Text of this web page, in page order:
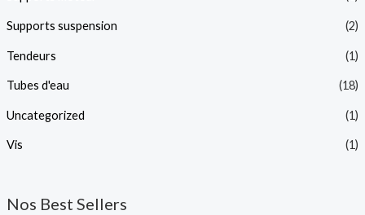
Supports suspension (2)
Tendeurs (1)
Tubes d'eau (18)
Uncategorized (1)
Vis (1)
Nos Best Sellers